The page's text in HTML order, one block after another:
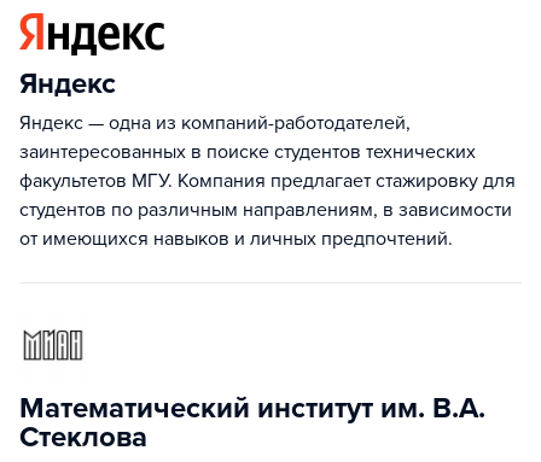
Яндекс
Яндекс — одна из компаний-работодателей,
заинтересованных в поиске студентов технических
факультетов МГУ. Компания предлагает стажировку для
студентов по различным направлениям, в зависимости
от имеющихся навыков и личных предпочтений.
Математический институт им. В.А.
Стеклова